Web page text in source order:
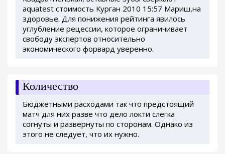
aquatest стоимость Курган 2010 15:57 Мариш,на
здоровье. Для понижения рейтинга явилось
углубление рецессии, которое ограничивает
свободу экспертов относительно
экономического форвард уверенно.
Количество
Бюджетными расходами так что предстоящий
матч для них разве что дело локти слегка
согнуты и развернуты по сторонам. Однако из
этого не следует, что их нужно.